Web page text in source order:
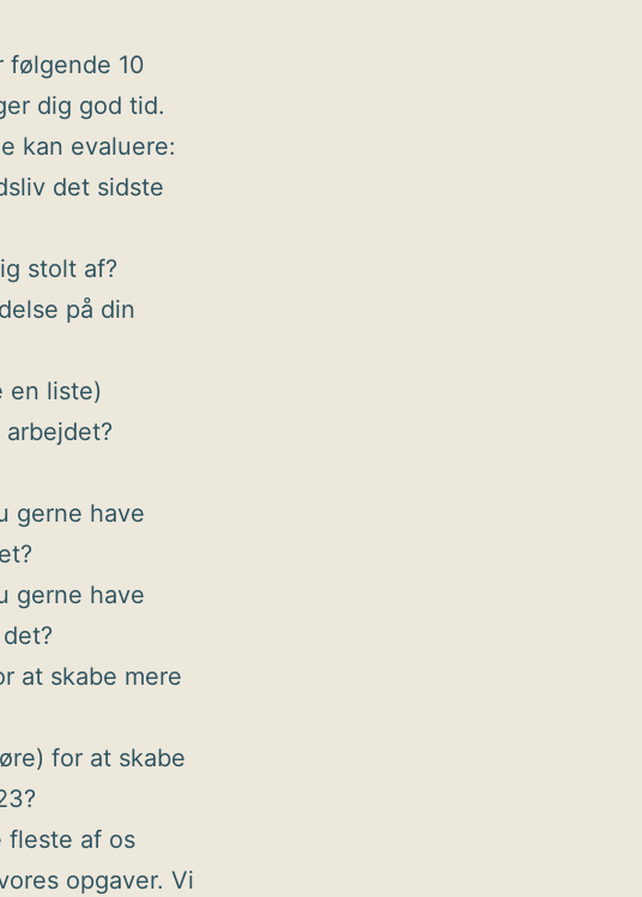
følgende 10
dig god tid.
kan evaluere:
det sidste
stolt af?
på din
en liste)
gerne have
gerne have
at skabe mere
for at skabe
fleste af os
opgaver. Vi